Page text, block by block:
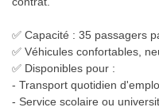
✅ Capacité : 35 passagers
✅ Véhicules confortables,
✅ Disponibles pour :
- Transport quotidien
- Service scolaire ou